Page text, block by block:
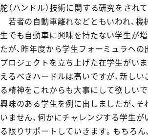
舵（ハンドル）技術に関する研究をされて
若者の自動車離れなどともいわれ、機
生でも自動車に興味を持たない学生が
たが、昨年度から学生フォーミュラへの
プロジェクトを立ち上げた在学生がい
えるべきハードルは高いですが、新しい
る精神をこれからも大事にして欲しい
興味のある学生を例に出しましたが、そ
いません、何かにチャレンジする学生が
る限りサポートしていきます。もちろん